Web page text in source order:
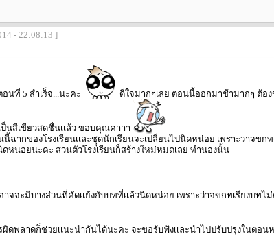
- 22:08:13 ]
นที่ 5 สำเร็จ...นะคะ ดีใจมากๆเลย ตอนนี้ออกมาช้ามากๆ ต้อ
นสีเขียวสดชื่นเเล้ว ขอบคุณค่าาา
นี้ฉากของโรงเรียนเเละชุุดนักเรียนจะเปลี่ยนไปนิดหน่อย เพราะว่าจขก
ดหน่อยน่ะคะ ส่วนตัวโรงเรียนก็สร้างใหม่หมดเลย ทำนองนั้น
จจะมีบางส่วนที่คัดเเย้งกับบทที่เเล้วนิดหน่อย เพราะว่าจขกทเรียงบทไ
ผิดพลาดก็ช่วยเเนะนำกันได้นะคะ จะขอรับฟังเเละนำไปปรับปรุ่งในตอน